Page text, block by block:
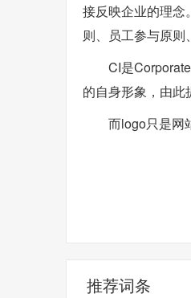
接反映企业的理念
则、员工参与原则
CI是
的自身形象，由此
而logo只是网
推荐词条